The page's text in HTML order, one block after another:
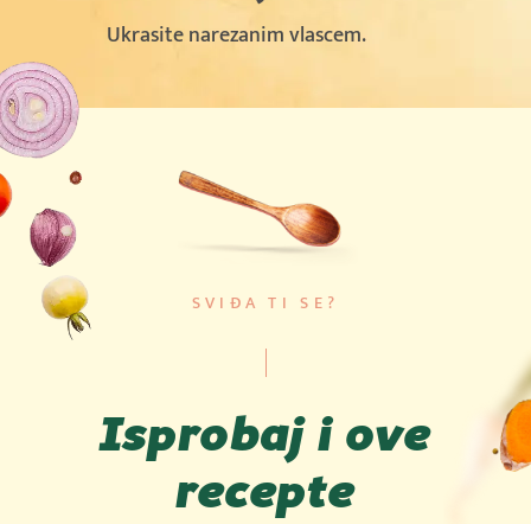
Ukrasite narezanim vlascem.
SVIĐA TI SE?
Isprobaj i ove
recepte